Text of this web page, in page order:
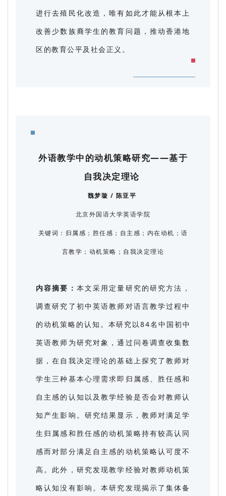
进行去殖民化改造，唯有如此才能从根本上
改善少数族裔学生的教育问题，推动香港地
区的教育公平及社会正义。
外语教学中的动机策略研究——基于
自我决定理论
魏梦璇 / 陈亚平
北京外国语大学英语学院
关键词：归属感；胜任感；自主感；内在动机；语
言教学；动机策略；自我决定理论
内容摘要： 本文采用定量研究的研究方法，
调查研究了初中英语教师对语言教学过程中
的动机策略的认知。本研究以84名中国初中
英语教师为研究对象，通过问卷调查收集数
据，在自我决定理论的基础上探究了教师对
学生三种基本心理需求即归属感、胜任感和
自主感的认知以及教学经验是否会对教师认
知产生影响。研究结果显示，教师对满足学
生归属感和胜任感的动机策略持有较高认同
感而对部分满足自主感的动机策略认可度不
高。此外，研究发现教学经验对教师动机策
略认知没有影响。本研究发现揭示了集体备